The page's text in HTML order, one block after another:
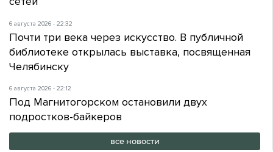
6 августа 2026 - 22:32
Почти три века через искусство. В публичной
библиотеке открылась выставка, посвященная
Челябинску
6 августа 2026 - 22:12
Под Магнитогорском остановили двух
подростков-байкеров
все новости